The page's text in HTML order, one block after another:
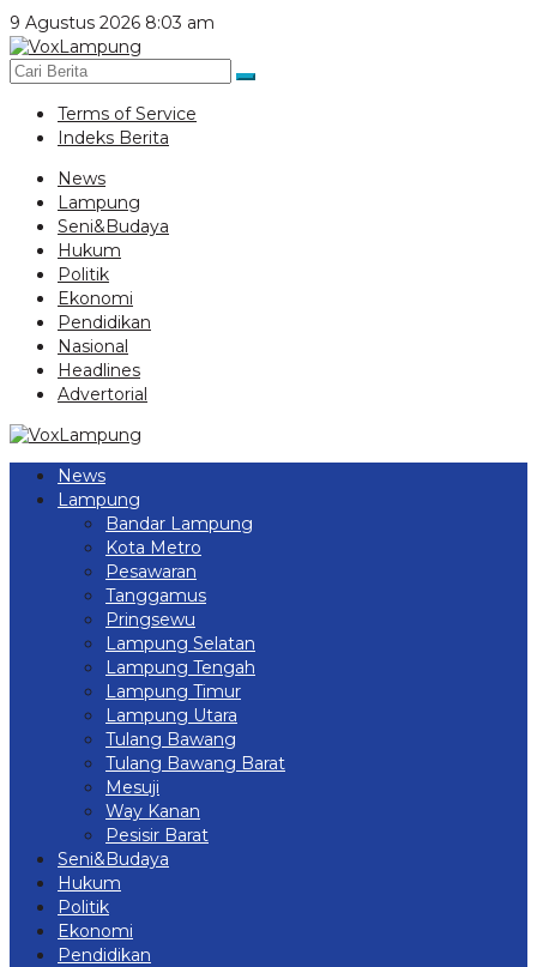
Lewati
ke
konten
9 Agustus 2026 8:03 am
Terms of Service
Indeks Berita
News
Lampung
Seni&Budaya
Hukum
Politik
Ekonomi
Pendidikan
Nasional
Headlines
Advertorial
News
Lampung
Bandar Lampung
Kota Metro
Pesawaran
Tanggamus
Pringsewu
Lampung Selatan
Lampung Tengah
Lampung Timur
Lampung Utara
Tulang Bawang
Tulang Bawang Barat
Mesuji
Way Kanan
Pesisir Barat
Seni&Budaya
Hukum
Politik
Ekonomi
Pendidikan